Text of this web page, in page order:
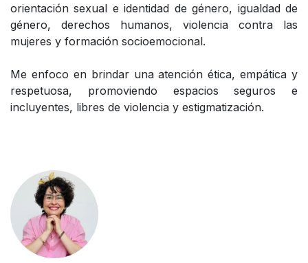
orientación sexual e identidad de género, igualdad de
género, derechos humanos, violencia contra las
mujeres y formación socioemocional.
Me enfoco en brindar una atención ética, empática y
respetuosa, promoviendo espacios seguros e
incluyentes, libres de violencia y estigmatización.